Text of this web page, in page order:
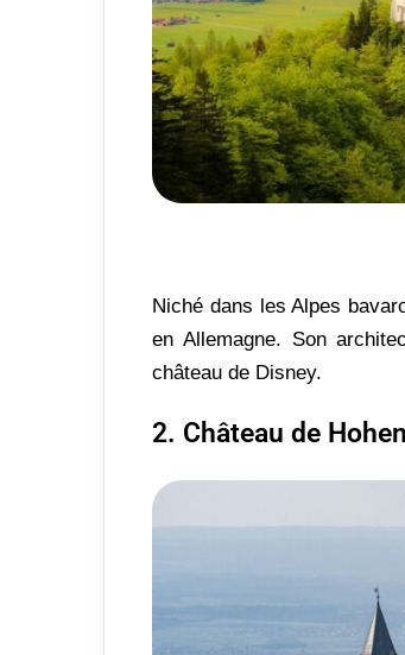
Niché dans les Alpes
en Allemagne. Son
château de Disney.
2. Château de